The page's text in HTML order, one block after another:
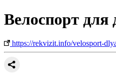
Велоспорт для
https://rekvizit.info/velosport-